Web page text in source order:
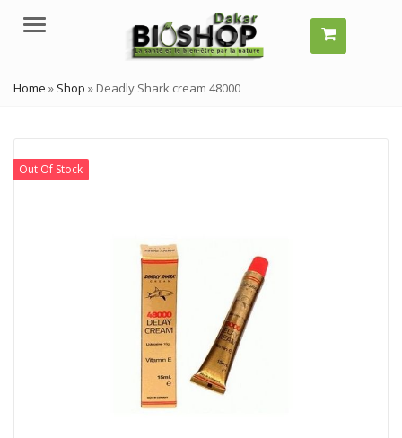
Menu
Home » Shop » Deadly Shark cream 48000
Out Of Stock